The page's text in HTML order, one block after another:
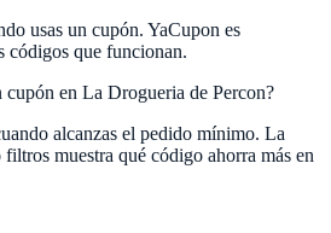
usas un cupón. YaCupon es
códigos que funcionan.
cupón en La Drogueria de Percon?
alcanzas el pedido mínimo. La
muestra qué código ahorra más en